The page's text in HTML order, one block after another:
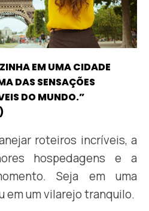
EM UMA CIDADE
DAS SENSAÇÕES
DO MUNDO.”
roteiros incríveis, a
hospedagens e a
Seja em uma
em um vilarejo tranquilo.